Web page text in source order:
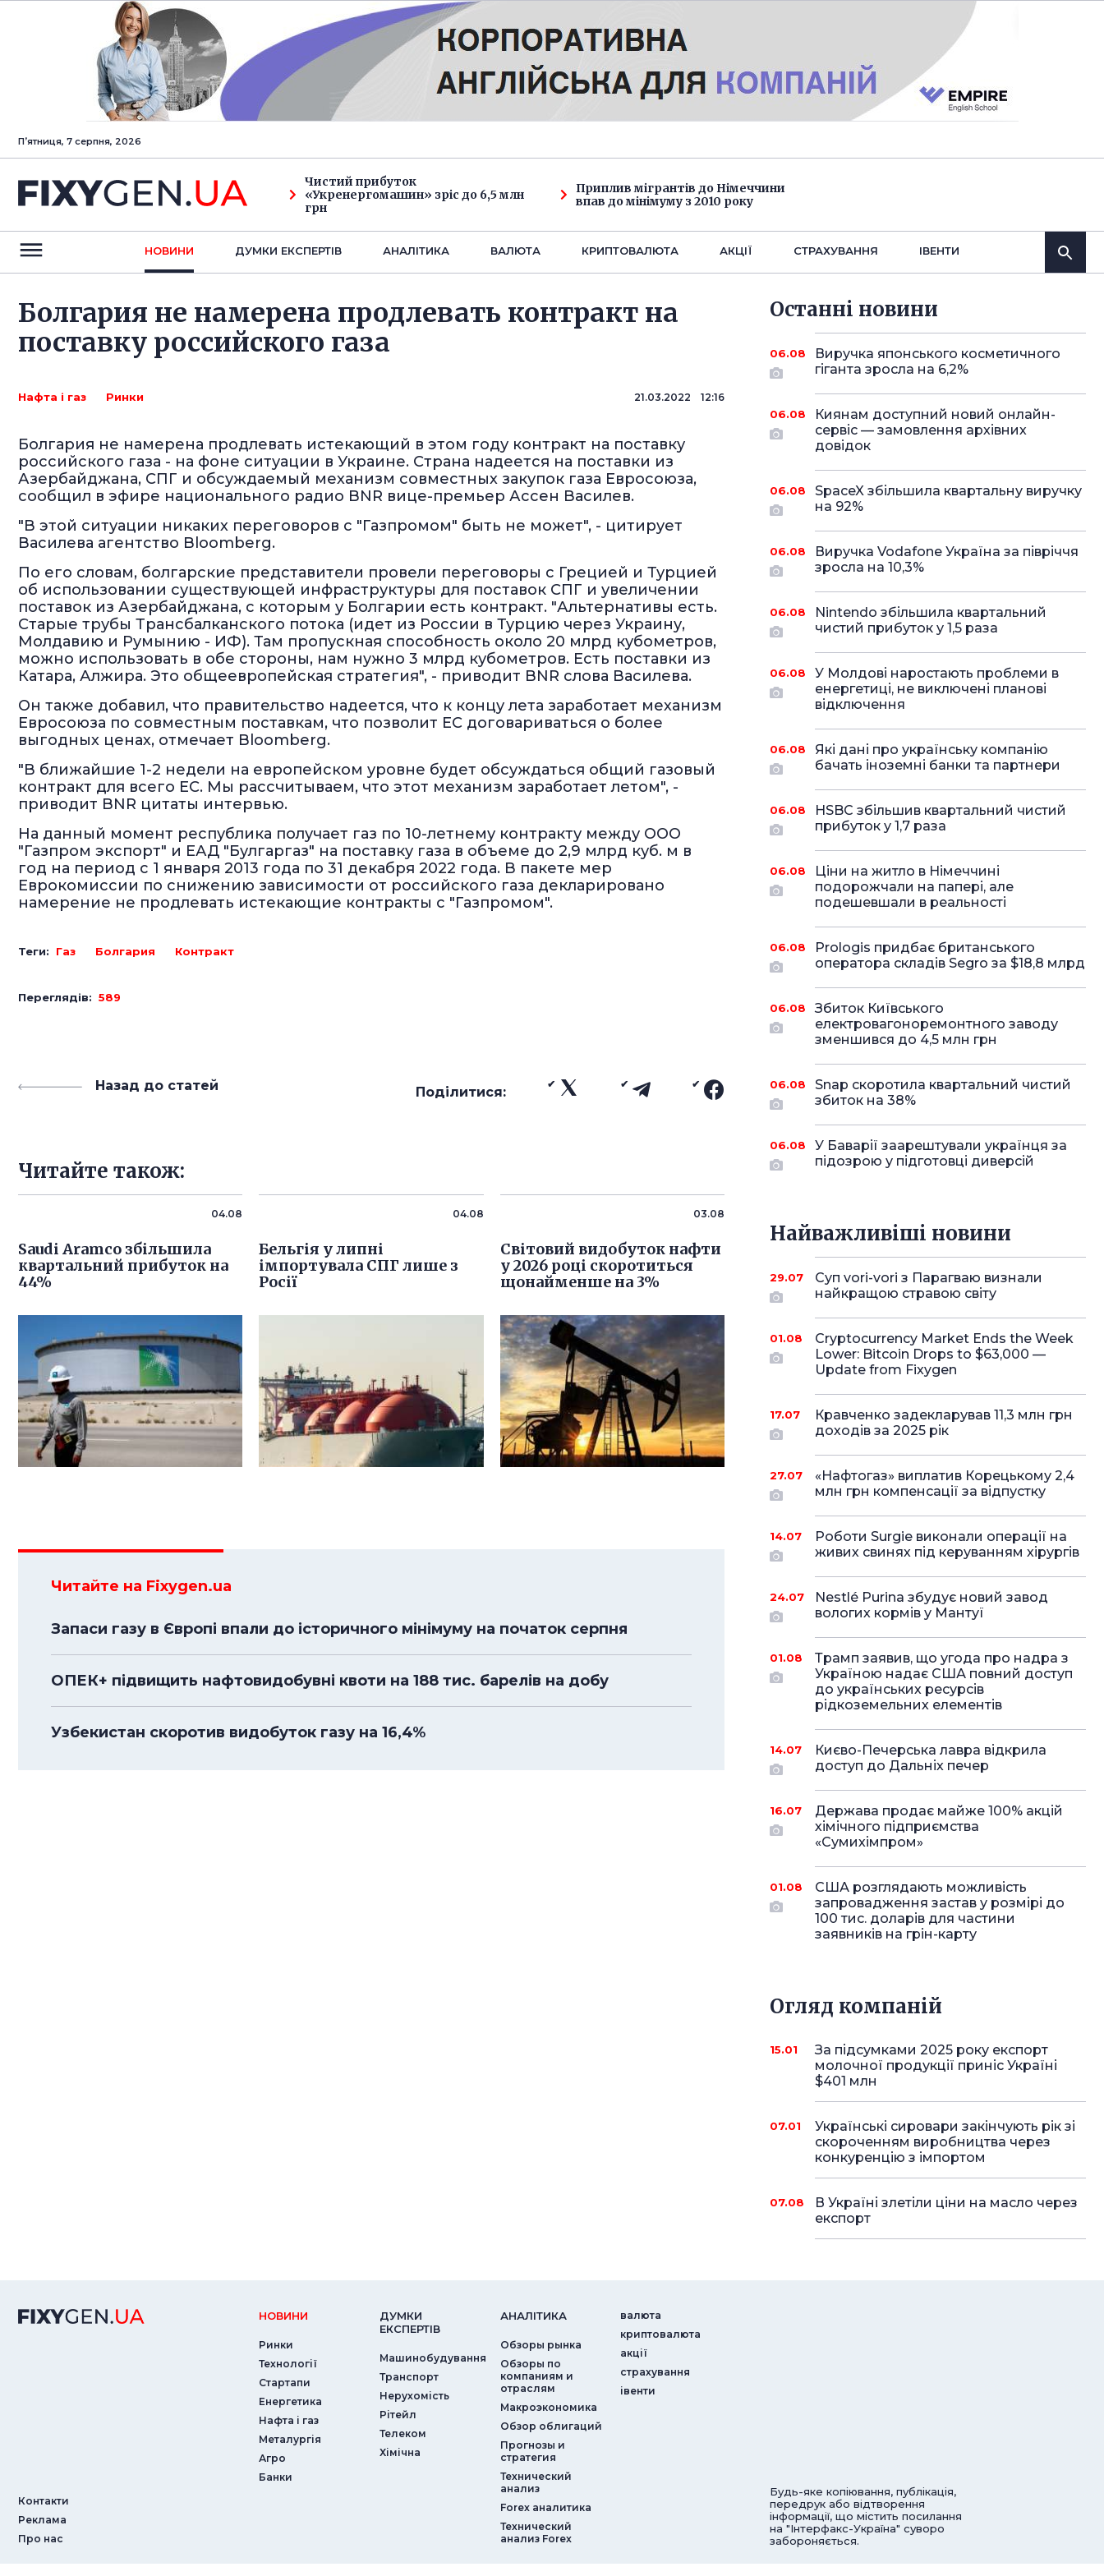
Пʼятниця, 7 серпня, 2026
Чистий прибуток
«Укренергомашин» зріс до 6,5 млн
грн
Приплив мігрантів до Німеччини
впав до мінімуму з 2010 року
НОВИНИ ДУМКИ ЕКСПЕРТIВ АНАЛIТИКА ВАЛЮТА КРИПТОВАЛЮТА АКЦІЇ СТРАХУВАННЯ IВЕНТИ
Болгария не намерена продлевать контракт на
поставку российского газа
Нафта і газ Ринки 21.03.2022 12:16
Болгария не намерена продлевать истекающий в этом году контракт на поставку
российского газа - на фоне ситуации в Украине. Страна надеется на поставки из
Азербайджана, СПГ и обсуждаемый механизм совместных закупок газа Евросоюза,
сообщил в эфире национального радио BNR вице-премьер Ассен Василев.
"В этой ситуации никаких переговоров с "Газпромом" быть не может", - цитирует
Василева агентство Bloomberg.
По его словам, болгарские представители провели переговоры с Грецией и Турцией
об использовании существующей инфраструктуры для поставок СПГ и увеличении
поставок из Азербайджана, с которым у Болгарии есть контракт. "Альтернативы есть.
Старые трубы Трансбалканского потока (идет из России в Турцию через Украину,
Молдавию и Румынию - ИФ). Там пропускная способность около 20 млрд кубометров,
можно использовать в обе стороны, нам нужно 3 млрд кубометров. Есть поставки из
Катара, Алжира. Это общеевропейская стратегия", - приводит BNR слова Василева.
Он также добавил, что правительство надеется, что к концу лета заработает механизм
Евросоюза по совместным поставкам, что позволит ЕС договариваться о более
выгодных ценах, отмечает Bloomberg.
"В ближайшие 1-2 недели на европейском уровне будет обсуждаться общий газовый
контракт для всего ЕС. Мы рассчитываем, что этот механизм заработает летом", -
приводит BNR цитаты интервью.
На данный момент республика получает газ по 10-летнему контракту между ООО
"Газпром экспорт" и ЕАД "Булгаргаз" на поставку газа в объеме до 2,9 млрд куб. м в
год на период с 1 января 2013 года по 31 декабря 2022 года. В пакете мер
Еврокомиссии по снижению зависимости от российского газа декларировано
намерение не продлевать истекающие контракты с "Газпромом".
Теги: Газ Болгария Контракт
Переглядів: 589
Назад до статей Поділитися:
Читайте також:
04.08
Saudi Aramco збільшила
квартальний прибуток на
44%
04.08
Бельгія у липні
імпортувала СПГ лише з
Росії
03.08
Світовий видобуток нафти
у 2026 році скоротиться
щонайменше на 3%
Читайте на Fixygen.ua
Запаси газу в Європі впали до історичного мінімуму на початок серпня
ОПЕК+ підвищить нафтовидобувні квоти на 188 тис. барелів на добу
Узбекистан скоротив видобуток газу на 16,4%
Останнi новини
06.08
Виручка японського косметичного
гіганта зросла на 6,2%
06.08
Киянам доступний новий онлайн-
сервіс — замовлення архівних
довідок
06.08
SpaceX збільшила квартальну виручку
на 92%
06.08
Виручка Vodafone Україна за півріччя
зросла на 10,3%
06.08
Nintendo збільшила квартальний
чистий прибуток у 1,5 раза
06.08
У Молдові наростають проблеми в
енергетиці, не виключені планові
відключення
06.08
Які дані про українську компанію
бачать іноземні банки та партнери
06.08
HSBC збільшив квартальний чистий
прибуток у 1,7 раза
06.08
Ціни на житло в Німеччині
подорожчали на папері, але
подешевшали в реальності
06.08
Prologis придбає британського
оператора складів Segro за $18,8 млрд
06.08
Збиток Київського
електровагоноремонтного заводу
зменшився до 4,5 млн грн
06.08
Snap скоротила квартальний чистий
збиток на 38%
06.08
У Баварії заарештували українця за
підозрою у підготовці диверсій
Найважливіші новини
29.07
Суп vori-vori з Парагваю визнали
найкращою стравою світу
01.08
Cryptocurrency Market Ends the Week
Lower: Bitcoin Drops to $63,000 —
Update from Fixygen
17.07
Кравченко задекларував 11,3 млн грн
доходів за 2025 рік
27.07
«Нафтогаз» виплатив Корецькому 2,4
млн грн компенсації за відпустку
14.07
Роботи Surgie виконали операції на
живих свинях під керуванням хірургів
24.07
Nestlé Purina збудує новий завод
вологих кормів у Мантуї
01.08
Трамп заявив, що угода про надра з
Україною надає США повний доступ
до українських ресурсів
рідкоземельних елементів
14.07
Києво-Печерська лавра відкрила
доступ до Дальніх печер
16.07
Держава продає майже 100% акцій
хімічного підприємства
«Сумихімпром»
01.08
США розглядають можливість
запровадження застав у розмірі до
100 тис. доларів для частини
заявників на грін-карту
Огляд компаній
15.01
За підсумками 2025 року експорт
молочної продукції приніс Україні
$401 млн
07.01
Українські сировари закінчують рік зі
скороченням виробництва через
конкуренцію з імпортом
07.08
В Україні злетіли ціни на масло через
експорт
Контакти
Реклама
Про нас
НОВИНИ
Ринки
Технології
Стартапи
Енергетика
Нафта і газ
Металургія
Агро
Банки
ДУМКИ
ЕКСПЕРТIВ
Машинобудування
Транспорт
Нерухомість
Рітейл
Телеком
Хімічна
АНАЛIТИКА
Обзоры рынка
Обзоры по
компаниям и
отраслям
Макроэкономика
Обзор облигаций
Прогнозы и
стратегия
Технический
анализ
Forex аналитика
Технический
анализ Forex
валюта
криптовалюта
акції
страхування
iвенти
Будь-яке копіювання, публікація,
передрук або відтворення
інформації, що містить посилання
на "Інтерфакс-Україна" суворо
забороняється.